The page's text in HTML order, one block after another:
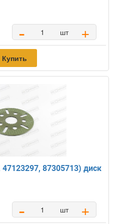
- шт +
Купить
87305713) диск
- шт +